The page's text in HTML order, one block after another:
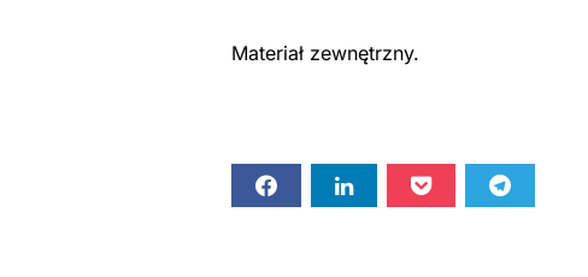
Materiał zewnętrzny.